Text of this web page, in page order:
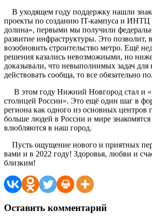
В уходящем году поддержку нашли
проекты по созданию IT-кампуса и ИНТЦ
долина», первыми мы получили
развитие инфраструктуры. Это позволит,
возобновить строительство метро. Ещё
решения казались невозможными, но
доказывали, что невыполнимых задач для
действовать сообща, то все обязательно
В этом году Нижний Новгород стал и
столицей России». Это ещё один шаг в
региона как одного из основных центров
больше людей в России и мире
влюбляются в наш город.
Пусть ощущение нового и приятных
вами и в 2022 году! Здоровья, любви и
близким!
Оставить комментарий